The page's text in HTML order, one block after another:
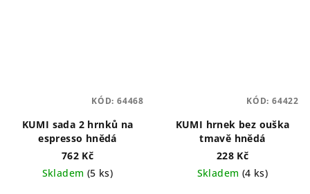
KUMI sada 2 hrnků na
espresso hnědá
762 Kč
Skladem (5 ks)
KÓD: 64468
KUMI hrnek bez ouška
tmavě hnědá
228 Kč
Skladem (4 ks)
KÓD: 64422